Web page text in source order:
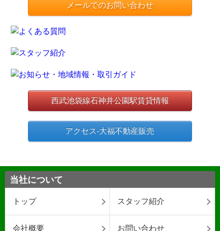
メールでのお問い合わせ
西武池袋線石神井公園駅賃貸情報
アクセス-大福不動産販売
当社について
トップ スタッフ紹介
会社概要 お問い合わせ